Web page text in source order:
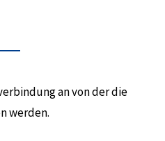
an von der die
werden.